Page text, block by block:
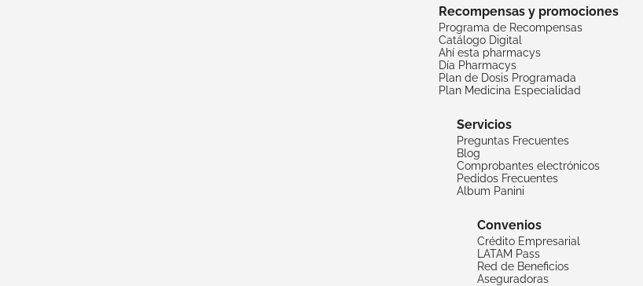
Recompensas y promociones
Programa de Recompensas
Catálogo Digital
Ahí esta pharmacys
Día Pharmacys
Plan de Dosis Programada
Plan Medicina Especialidad
Servicios
Preguntas Frecuentes
Blog
Comprobantes electrónicos
Pedidos Frecuentes
Album Panini
Convenios
Crédito Empresarial
LATAM Pass
Red de Beneficios
Aseguradoras